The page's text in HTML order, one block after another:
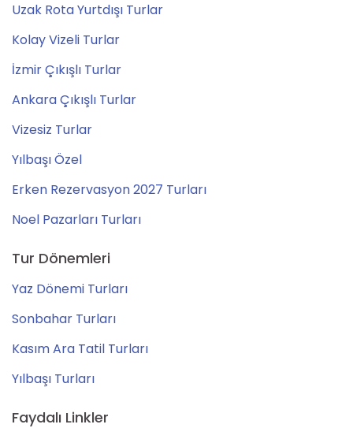
Uzak Rota Yurtdışı Turlar
Kolay Vizeli Turlar
İzmir Çıkışlı Turlar
Ankara Çıkışlı Turlar
Vizesiz Turlar
Yılbaşı Özel
Erken Rezervasyon 2027 Turları
Noel Pazarları Turları
Tur Dönemleri
Yaz Dönemi Turları
Sonbahar Turları
Kasım Ara Tatil Turları
Yılbaşı Turları
Faydalı Linkler